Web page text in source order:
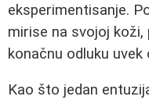
eksperimentisanje.
mirise na svojoj
konačnu odluku
Kao što jedan